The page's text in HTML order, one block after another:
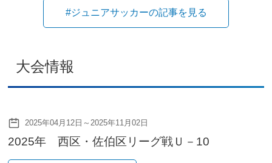
#ジュニアサッカーの記事を見る
大会情報
2025年04月12日～2025年11月02日
2025年 西区・佐伯区リーグ戦Ｕ－10